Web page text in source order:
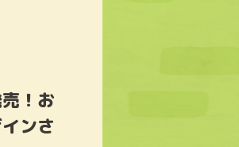
！お
ンさ